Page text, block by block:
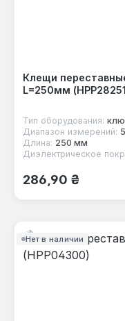
Клещи
L=250мм
Тип оборудования:
Диапазон измерений:
Длина: 250 мм
Диэлектрическое
Обычная цена:
286,90 ₴
Нет в наличии